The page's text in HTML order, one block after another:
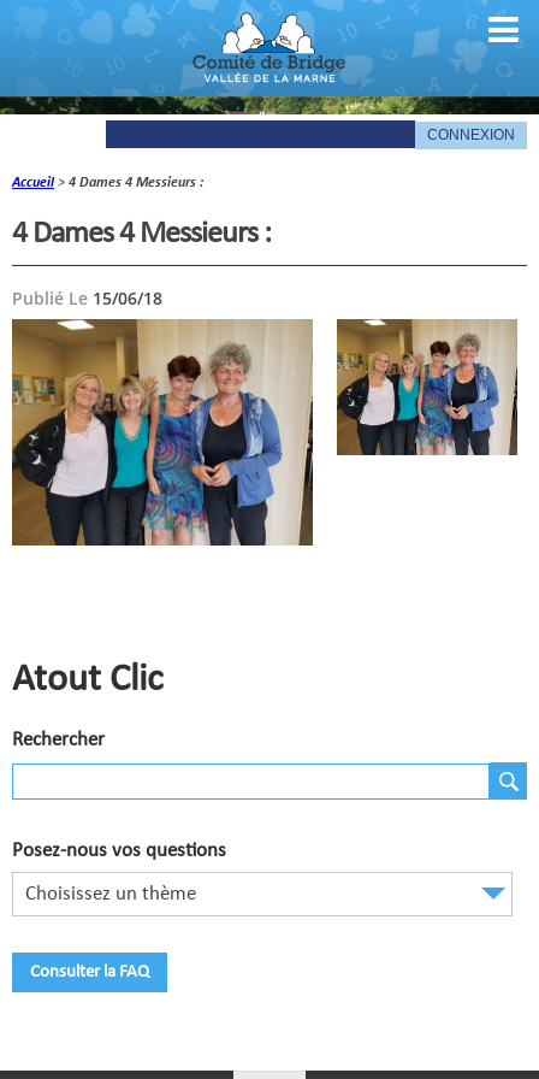
Le mot du président
Les documents du comité
La Gazette
Informations pratiques
Comité de la Vallée de la Marne
Comité de Champagne
Calendrier et Compétitions
Documents utiles en Compétition
Liste des clubs
Où jouer ?
Accueil> 4 Dames 4 Messieurs :
4 Dames 4 Messieurs :
Publié Le 15/06/18
Atout Clic
Rechercher
Posez-nous vos questions
Choisissez un thème
Consulter la FAQ